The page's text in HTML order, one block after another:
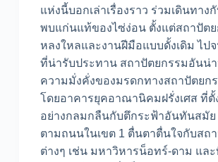
แห่งนี้บอกเล่าเรื่องราว ร่วมเดินทาง
พบแก่นแท้ของไซ่ง่อน ตั้งแต่สถาปัต
หลงใหลและงานฝีมือแบบดั้งเดิม ไป
ที่น่ารับประทาน สถาปัตยกรรมอันน่
ความมั่งคั่งของมรดกทางสถาปัตยก
โดยอาคารยุคอาณานิคมฝรั่งเศส ที่ตั้
อย่างกลมกลืนกับตึกระฟ้าอันทันสมัย
ตามถนนในเขต 1 ตื่นตาตื่นใจกับสถ
ต่างๆ เช่น มหาวิหารน็อทร์-ดาม แล